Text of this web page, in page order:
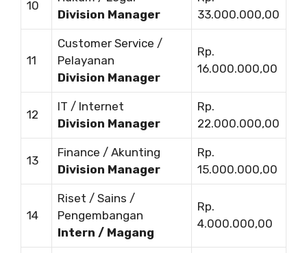
10
Division Manager
33.000.000,00
11
Customer Service /
Pelayanan
Division Manager
Rp.
16.000.000,00
12
IT / Internet
Division Manager
Rp.
22.000.000,00
13
Finance / Akunting
Division Manager
Rp.
15.000.000,00
14
Riset / Sains /
Pengembangan
Intern / Magang
Rp.
4.000.000,00